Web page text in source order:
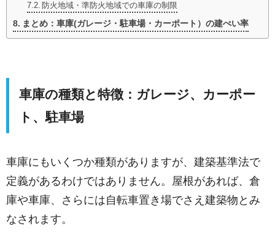
防火地域・準防火地域での車庫の制限
まとめ：車庫(ガレージ・駐車場・カーポート）の建ぺい率
車庫の種類と特徴：ガレージ、カーポー
ト、駐車場
車庫にもいくつか種類がありますが、建築基準法で
定義があるわけではありません。屋根があれば、倉
庫や車庫、さらには自転車置き場でさえ建築物とみ
なされます。